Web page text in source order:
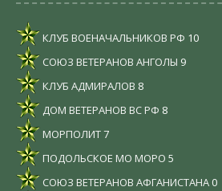
КЛУБ ВОЕНАЧАЛЬНИКОВ РФ 10
СОЮЗ ВЕТЕРАНОВ АНГОЛЫ 9
КЛУБ АДМИРАЛОВ 8
ДОМ ВЕТЕРАНОВ ВС РФ 8
МОРПОЛИТ7
ПОДОЛЬСКОЕ МО МОРО 5
СОЮЗ ВЕТЕРАНОВ АФГАНИСТАНА 0